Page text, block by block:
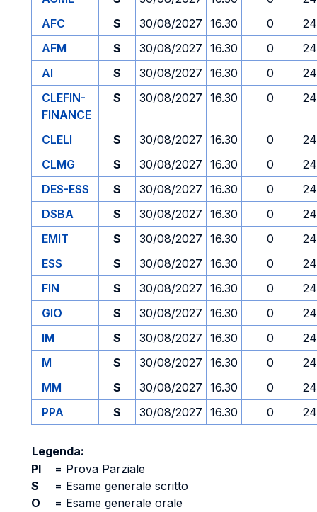
AFC
S 30/08/2027 16.30 0
AFM
S 30/08/2027 16.30 0
AI
S 30/08/2027 16.30 0
CLEFIN-
FINANCE
S 30/08/2027 16.30 0
CLELI S 30/08/2027 16.30 0
CLMG
S 30/08/2027 16.30 0
DES-ESS
S 30/08/2027 16.30 0
DSBA
S 30/08/2027 16.30 0
EMIT
S 30/08/2027 16.30 0
ESS
S 30/08/2027 16.30 0
FIN
S 30/08/2027 16.30 0
GIO
S 30/08/2027 16.30 0
IM
S 30/08/2027 16.30 0
M
S 30/08/2027 16.30 0
MM
S 30/08/2027 16.30 0
PPA
S 30/08/2027 16.30 0
Legenda:
PI
= Prova Parziale
S
= Esame generale scritto
O
= Esame generale orale